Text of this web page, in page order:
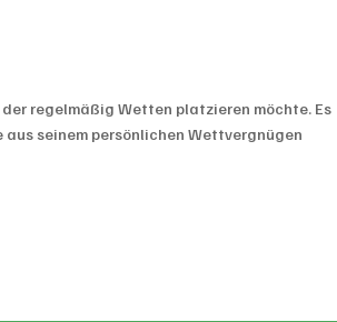
regelmäßig Wetten platzieren möchte. Es
aus seinem persönlichen Wettvergnügen